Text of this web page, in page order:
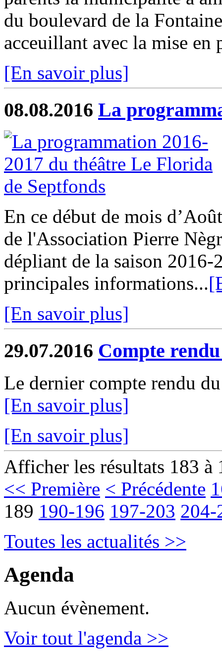
du boulevard de la
acceuillant avec la mise en
[En savoir plus]
08.08.2016 La
En ce début de mois
de l'Association Pierre
dépliant de la saison
principales informations...
[En savoir plus]
29.07.2016 Compte
Le dernier compte rendu
[En savoir plus]
[En savoir plus]
Afficher les résultats 183 à
<< Première < Précédente
189 190-196 197-203 204-
Toutes les actualités >>
Agenda
Aucun évènement.
Voir tout l'agenda >>